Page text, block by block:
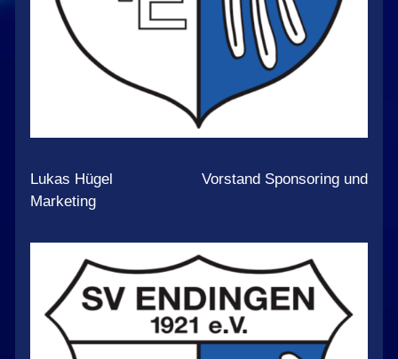
Lukas Hügel Vorstand Sponsoring und
Marketing